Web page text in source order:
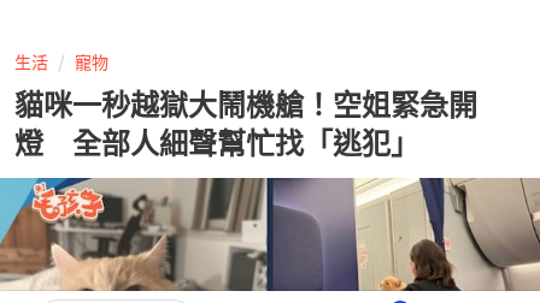
生活 寵物
貓咪一秒越獄大鬧機艙！空姐緊急開
燈 全部人細聲幫忙找「逃犯」